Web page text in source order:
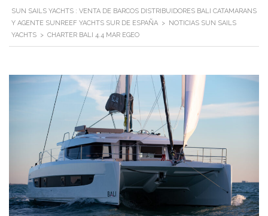
SUN SAILS YACHTS : VENTA DE BARCOS DISTRIBUIDORES BALI CATAMARANS
Y AGENTE SUNREEF YACHTS SUR DE ESPAÑA >
NOTICIAS SUN SAILS
YACHTS > CHARTER BALI 4.4 MAR EGEO